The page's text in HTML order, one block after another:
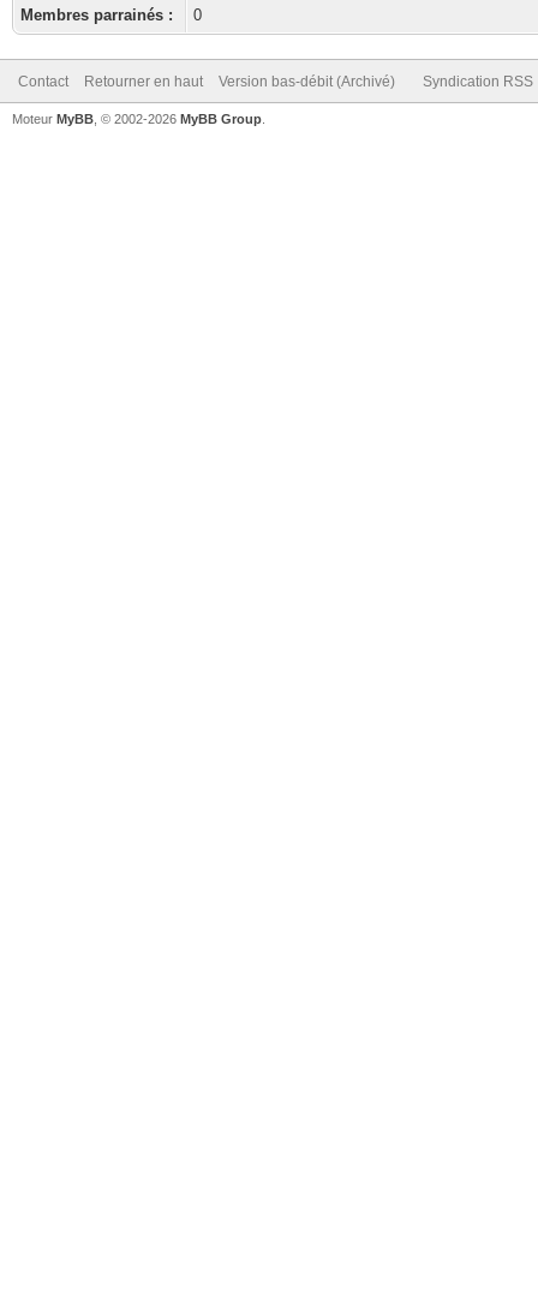
Membres parrainés : 0
Contact Retourner en haut Version bas-débit (Archivé) Syndication RSS
Moteur MyBB , © 2002-2026 MyBB Group